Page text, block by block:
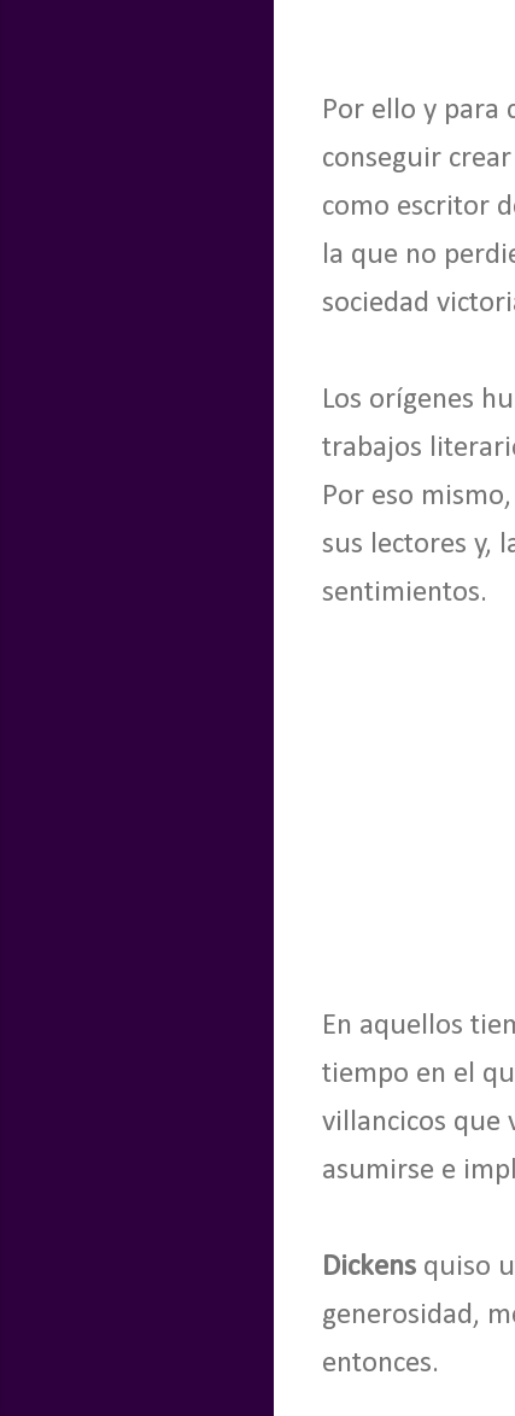
Por ello y para
conseguir
como escritor
la que no
sociedad
Los orígenes
trabajos
Por eso
sus lectores y,
sentimientos.
En aquellos
tiempo en el
villancicos que
asumirse e
Dickens quiso
generosidad,
entonces.